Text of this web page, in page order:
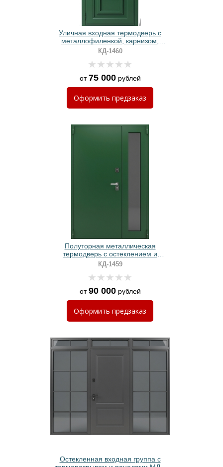
Уличная входная термодверь с
металлофиленкой, карнизом,
стеклом и решеткой, зеленой
полимерной покраской
КД-1460
от75 000рублей
Оформить предзаказ
Полуторная металлическая
термодверь с остеклением и
зеленым порошковым покрытием
КД-1459
от90 000рублей
Оформить предзаказ
Остекленная входная группа с